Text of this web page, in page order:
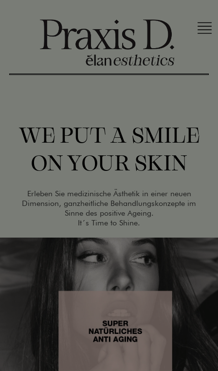
WE PUT A SMILE
ON YOUR SKIN
Erleben Sie medizinische Ästhetik in einer neuen
Dimension, ganzheitliche Behandlungskonzepte im
Sinne des positive Ageing.
It´s Time to Shine.